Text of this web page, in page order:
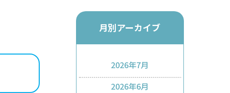
月別アーカイブ
2026年7月
2026年6月